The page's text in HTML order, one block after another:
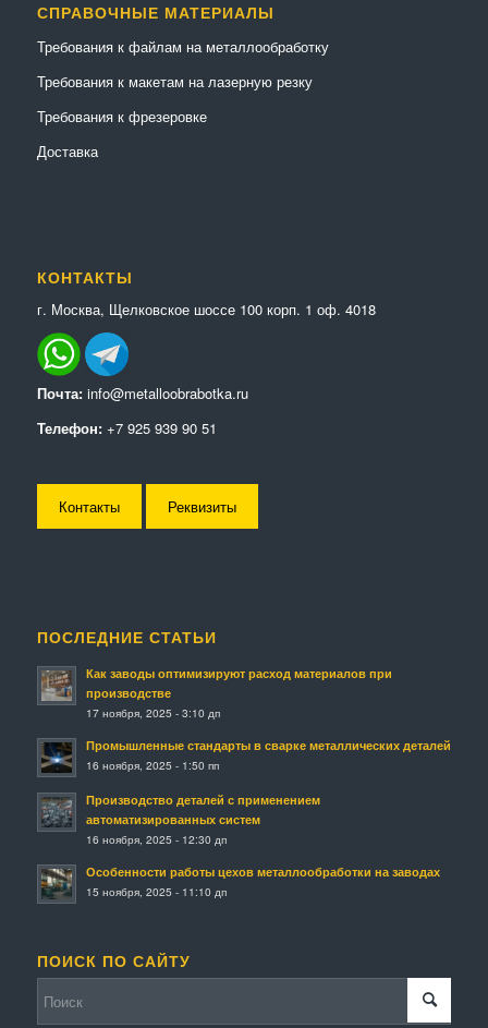
СПРАВОЧНЫЕ МАТЕРИАЛЫ
Требования к файлам на металлообработку
Требования к макетам на лазерную резку
Требования к фрезеровке
Доставка
КОНТАКТЫ
г. Москва, Щелковское шоссе 100 корп. 1 оф. 4018
Почта: info@metalloobrabotka.ru
Телефон: +7 925 939 90 51
Контакты Реквизиты
ПОСЛЕДНИЕ СТАТЬИ
Как заводы оптимизируют расход материалов при
производстве
17 ноября, 2025 - 3:10 дп
Промышленные стандарты в сварке металлических деталей
16 ноября, 2025 - 1:50 пп
Производство деталей с применением
автоматизированных систем
16 ноября, 2025 - 12:30 дп
Особенности работы цехов металлообработки на заводах
15 ноября, 2025 - 11:10 дп
ПОИСК ПО САЙТУ